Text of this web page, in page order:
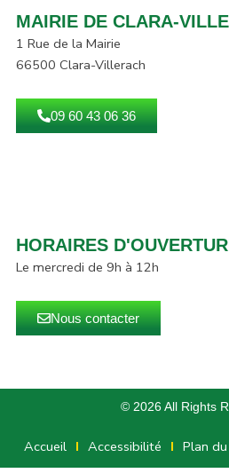
MAIRIE DE CLARA-
1 Rue de la Mairie
66500 Clara-Villerach
09 60 43 06 36
HORAIRES
Le mercredi de 9h à 12h
Nous contacter
© 2026 All Rights
Accueil Accessibilité Plan